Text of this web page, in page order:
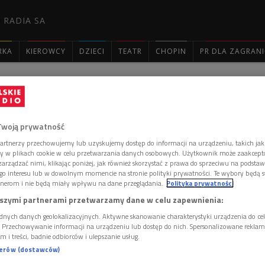
RADIA SA
KIEROWCY DZIECI TEATR CHOPIN PR DLA
pliku dźwiękowym MP3!
możesz być pierwszy!
KOMENTARZ
prywatność
przechowujemy lub uzyskujemy dostęp do informacji na urządzeniu, takich
w plikach cookie w celu przetwarzania danych osobowych. Użytkownik może
nimi, klikając poniżej, jak również skorzystać z prawa do sprzeciwu na
interesu lub w dowolnym momencie na stronie polityki prywatności. Te wybory będą
i nie będą miały wpływu na dane przeglądania. Polityka prywatności
partnerami przetwarzamy dane w celu zapewnienia:
danych geolokalizacyjnych. Aktywne skanowanie charakterystyki urządzenia do
informacji na urządzeniu lub dostęp do nich. Spersonalizowane
i treści, badnie odbiorców i ulepszanie usług.
(dostawców)